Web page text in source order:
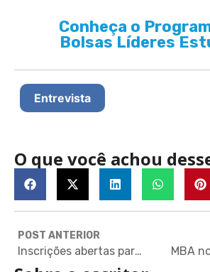
Conheça o
Bolsas Líderes
Entrevista
O que você achou
POST ANTERIOR
Inscrições abertas para bolsas de pesquisa em meio ambiente